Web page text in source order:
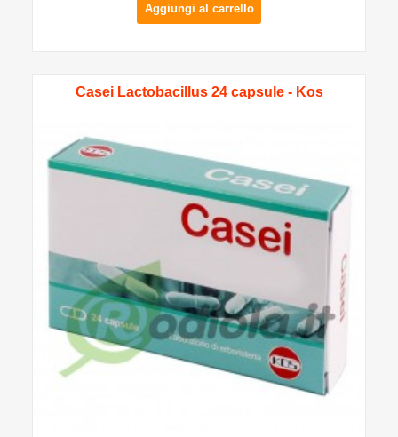
Aggiungi al carrello
Casei Lactobacillus 24 capsule - Kos